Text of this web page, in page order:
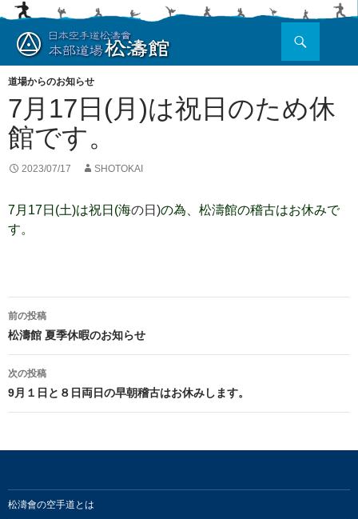
コ
テ
ン
ツ
へ
キ
プ
道場からのお知らせ
7月17日(月)は祝日のため休
館です。
2023/07/17 SHOTOKAI
7月17日(土)は祝日(海の日)の為、松濤館の稽古はお休みで
す。
投
稿
ナ
ビ
ー
ョ
前の投稿
松濤館 夏季休暇のお知らせ
次の投稿
9月１日と８日両日の早朝稽古はお休みします。
松濤會の空手道とは